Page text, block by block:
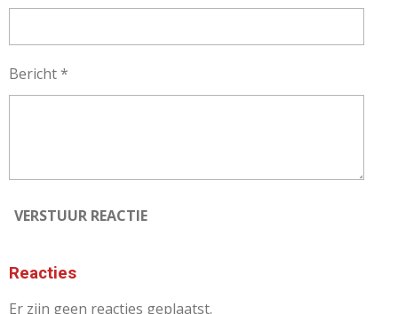
Bericht *
VERSTUUR REACTIE
Reacties
Er zijn geen reacties geplaatst.